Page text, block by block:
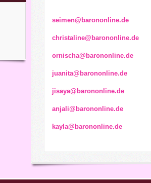
seimen@barononline.de
christaline@barononline.de
ornischa@barononline.de
juanita@barononline.de
jisaya@barononline.de
anjali@barononline.de
kayla@barononline.de